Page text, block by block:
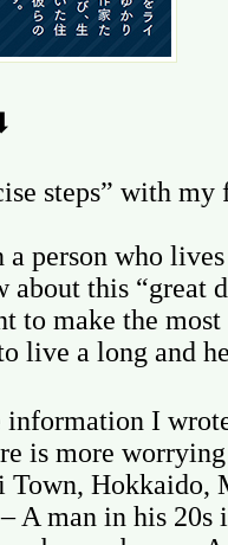
steps” with my
a person who
about this “great
to make the
live a long and
I
is more
Town, Hokkaido,
A man in his 20s